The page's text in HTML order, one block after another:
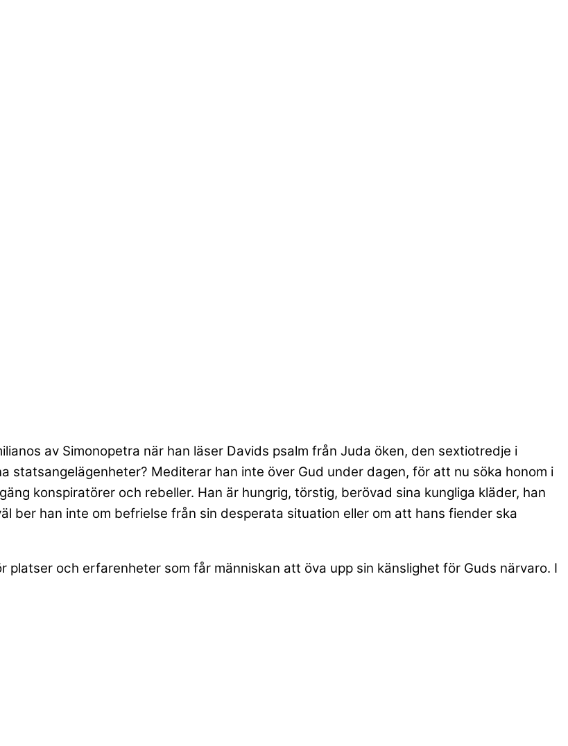
av Simonopetra när han läser Davids psalm från Juda öken, den sextiotredje i
statsangelägenheter? Mediterar han inte över Gud under dagen, för att nu söka honom i
konspiratörer och rebeller. Han är hungrig, törstig, berövad sina kungliga kläder, han
ber han inte om befrielse från sin desperata situation eller om att hans fiender ska
och erfarenheter som får människan att öva upp sin känslighet för Guds närvaro. I